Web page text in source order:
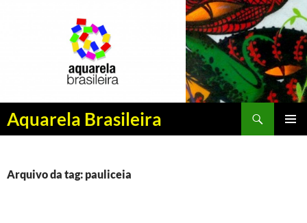
Aquarela Brasileira
Pesquisar
PULAR
CONTEÚDO
Arquivo da tag: pauliceia